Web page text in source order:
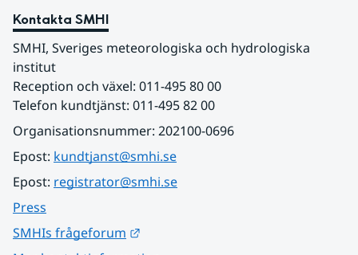
Kontakta SMHI
SMHI, Sveriges meteorologiska och hydrologiska
institut
Reception och växel: 011-495 80 00
Telefon kundtjänst: 011-495 82 00
Organisationsnummer: 202100-0696
Epost: kundtjanst@smhi.se
Epost: registrator@smhi.se
Press
SMHIs frågeforum